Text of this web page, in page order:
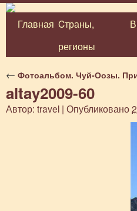
Перейти
Главная Cтраны,
регионы
← Фотоальбом. Чуй-Оозы.
altay2009-60
Автор: travel | Опубликовано